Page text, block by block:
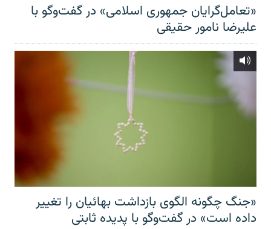
«تعامل‌گرایان جمهوری اسلامی» در گفت‌وگو با
علیرضا نامور حقیقی
«جنگ چگونه الگوی بازداشت بهائیان را تغییر
داده است» در گفت‌وگو با پدیده ثابتی